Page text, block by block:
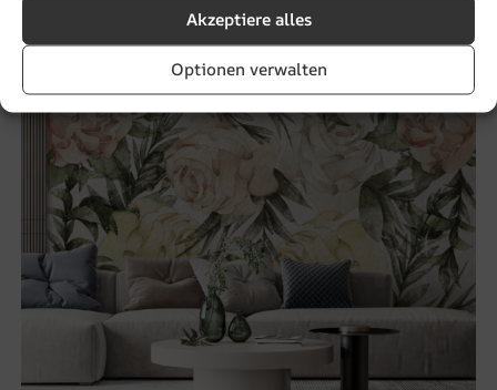
Akzeptiere alles
Optionen verwalten